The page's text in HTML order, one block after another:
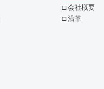
会社概要
沿革